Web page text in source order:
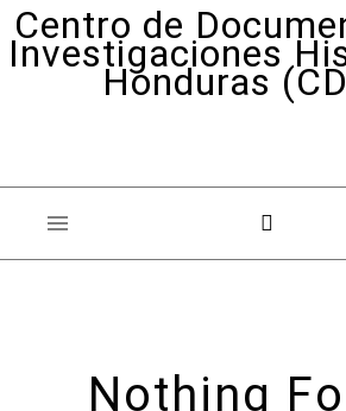
Centro de
Investigaciones
Honduras
Nothing